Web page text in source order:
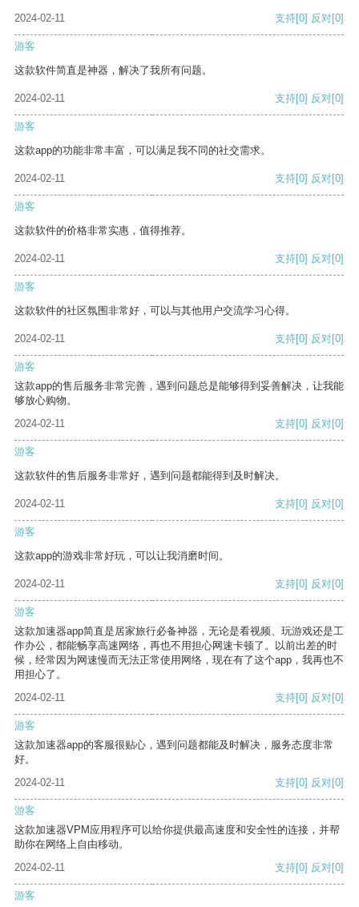
2024-02-11 支持[0] 反对[0]
游客
这款软件简直是神器，解决了我所有问题。
2024-02-11 支持[0] 反对[0]
游客
这款app的功能非常丰富，可以满足我不同的社交需求。
2024-02-11 支持[0] 反对[0]
游客
这款软件的价格非常实惠，值得推荐。
2024-02-11 支持[0] 反对[0]
游客
这款软件的社区氛围非常好，可以与其他用户交流学习心得。
2024-02-11 支持[0] 反对[0]
游客
这款app的售后服务非常完善，遇到问题总是能够得到妥善解决，让我能
够放心购物。
2024-02-11
支持[0] 反对[0]
游客
这款软件的售后服务非常好，遇到问题都能得到及时解决。
2024-02-11 支持[0] 反对[0]
游客
这款app的游戏非常好玩，可以让我消磨时间。
2024-02-11 支持[0] 反对[0]
游客
这款加速器app简直是居家旅行必备神器，无论是看视频、玩游戏还是工
作办公，都能畅享高速网络，再也不用担心网速卡顿了。以前出差的时
候，经常因为网速慢而无法正常使用网络，现在有了这个app，我再也不
用担心了。
2024-02-11
支持[0] 反对[0]
游客
这款加速器app的客服很贴心，遇到问题都能及时解决，服务态度非常
好。
2024-02-11
支持[0] 反对[0]
游客
这款加速器VPM应用程序可以给你提供最高速度和安全性的连接，并帮
助你在网络上自由移动。
2024-02-11
支持[0] 反对[0]
游客